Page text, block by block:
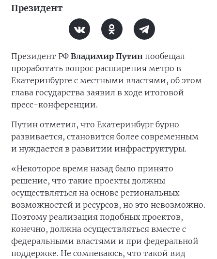
Президент
Президент РФ Владимир Путин пообещал
проработать вопрос расширения метро в
Екатеринбурге с местными властями, об этом
глава государства заявил в ходе итоговой
пресс-конференции.
Путин отметил, что Екатеринбург бурно
развивается, становится более современным
и нуждается в развитии инфраструктуры.
«Некоторое время назад было принято
решение, что такие проекты должны
осуществляться нa основе региональных
возможностей и ресурсов, но это невозможно.
Поэтому реализация подобных проектов,
конечно, должна осуществляться вместе с
федеральными властями и при федеральной
поддержке. Не сомневаюсь, что такой вид